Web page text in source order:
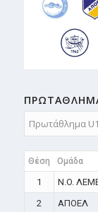
Θέση Ομάδα
1 N.O.
2
ΑΠΟΕΛ